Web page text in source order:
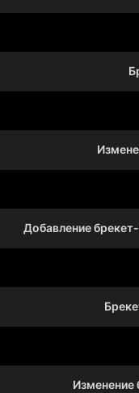
Добавление
Изменение